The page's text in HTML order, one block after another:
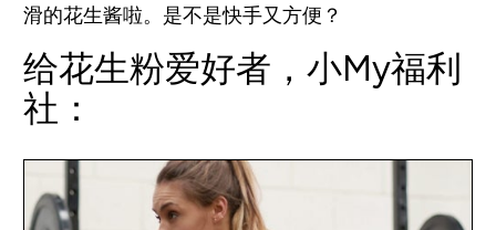
滑的花生酱啦。是不是快手又方便？
给花生粉爱好者，小My福利
社：